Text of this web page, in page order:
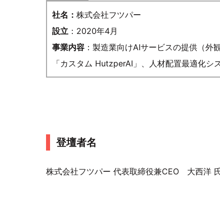
社名： 株式会社フツパー
設立：2020年4月
事業内容：製造業向けAIサービスの提供（外
「カスタム HutzperAI」、人材配置最適化シ
登壇者名
株式会社フツパー 代表取締役兼CEO 大西洋